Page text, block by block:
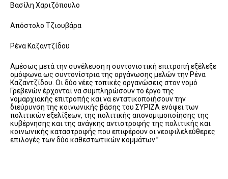
Βασίλη Χαριζόπουλο
Απόστολο Τζιουβάρα
Ρένα Καζαντζίδου
Αμέσως μετά την συνέλευση η συντονιστική επιτροπή εξέλεξε
ομόφωνα ως συντονίστρια της οργάνωσης μελών την Ρένα
Καζαντζίδου. Οι δύο νέες τοπικές οργανώσεις στον νομό
Γρεβενών έρχονται να συμπληρώσουν το έργο της
νομαρχιακής επιτροπής και να εντατικοποιήσουν την
διεύρυνση της κοινωνικής βάσης του ΣΥΡΙΖΑ ενόψει των
πολιτικών εξελίξεων, της πολιτικής απονομιμοποίησης της
κυβέρνησης και της ανάγκης αντιστροφής της πολιτικής και
κοινωνικής καταστροφής που επιφέρουν οι νεοφιλελεύθερες
επιλογές των δύο καθεστωτικών κομμάτων.”